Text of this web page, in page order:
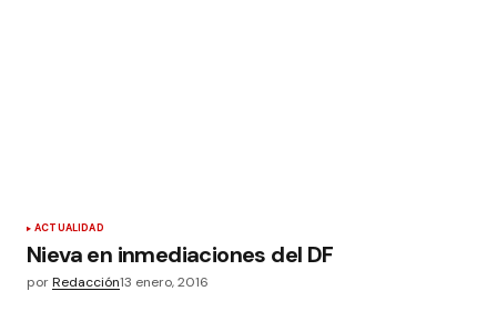
ACTUALIDAD
Nieva en inmediaciones del DF
porRedacción13 enero, 2016